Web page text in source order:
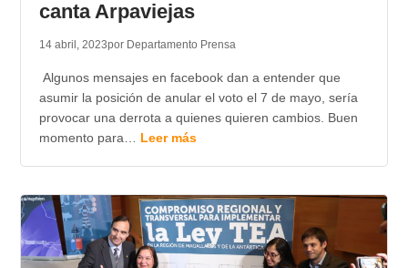
canta Arpaviejas
14 abril, 2023por Departamento Prensa
Algunos mensajes en facebook dan a entender que
asumir la posición de anular el voto el 7 de mayo, sería
provocar una derrota a quienes quieren cambios. Buen
momento para… Leer más